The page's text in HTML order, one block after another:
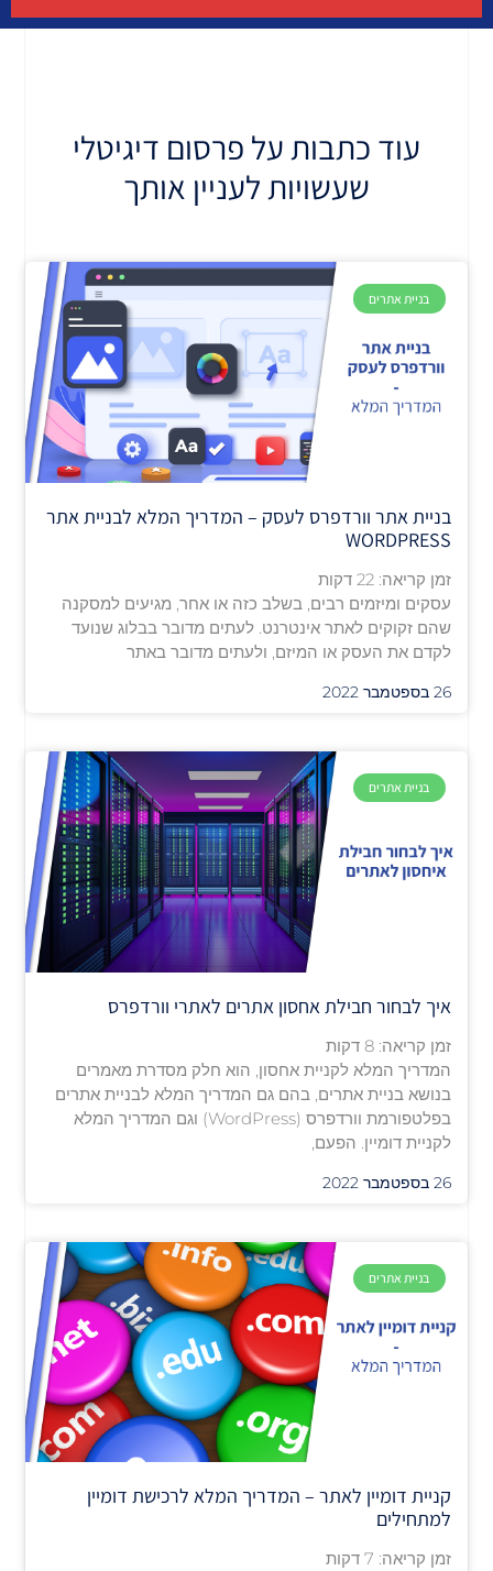
עוד כתבות על פרסום דיגיטלי
שעשויות לעניין אותך
בניית אתרים
בניית אתר וורדפרס לעסק – המדריך המלא לבניית אתר
WORDPRESS
זמן קריאה:22 דקות
עסקים ומיזמים רבים, בשלב כזה או אחר, מגיעים למסקנה
שהם זקוקים לאתר אינטרנט. לעתים מדובר בבלוג שנועד
לקדם את העסק או המיזם, ולעתים מדובר באתר
26 בספטמבר 2022
בניית אתרים
איך לבחור חבילת אחסון אתרים לאתרי וורדפרס
זמן קריאה:8 דקות
המדריך המלא לקניית אחסון, הוא חלק מסדרת מאמרים
בנושא בניית אתרים, בהם גם המדריך המלא לבניית אתרים
בפלטפורמת וורדפרס (WordPress) וגם המדריך המלא
לקניית דומיין. הפעם,
26 בספטמבר 2022
בניית אתרים
קניית דומיין לאתר – המדריך המלא לרכישת דומיין
למתחילים
זמן קריאה: 7 דקות